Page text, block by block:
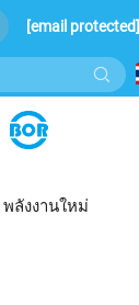
[email protected]
พลังงานใหม่